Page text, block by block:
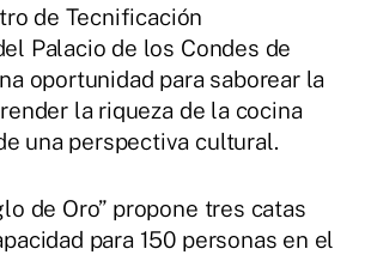
de Tecnificación
Palacio de los Condes de
oportunidad para saborear la
la riqueza de la cocina
una perspectiva cultural.
de Oro” propone tres catas
para 150 personas en el